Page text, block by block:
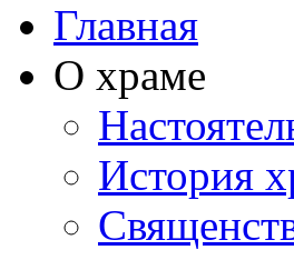
Главная
О храме
История